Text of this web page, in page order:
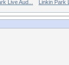
Live Aud... Linkin Park